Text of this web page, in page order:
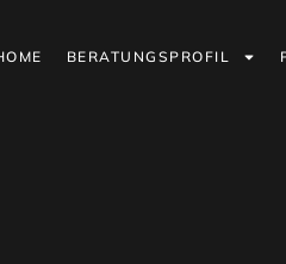
BERATUNGSPROFIL